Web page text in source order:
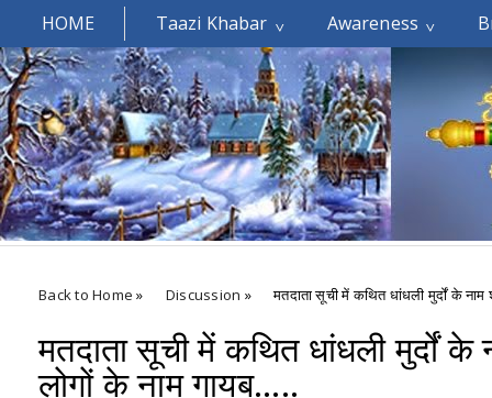
HOME Taazi Khabar Awareness
Welcomes You.....
Back to Home » Discussion » मतदाता सूची में कथित धांधली मुर्दों के नाम
मतदाता सूची में कथित धांधली मुर्दों के
लोगों के नाम गायब.....